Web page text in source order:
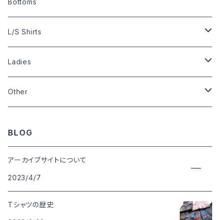
Size:S
Size:L
Size:M
Size:S
Bowling Shirts
Size:S
Size:M
Size:M
Size:L
Bottoms
L/S Shirts
Size:L
Size:M
Ladies
Other
Other
Badge
BLOG
アーカイブサイトについて
2023/4/7
Tシャツの歴史